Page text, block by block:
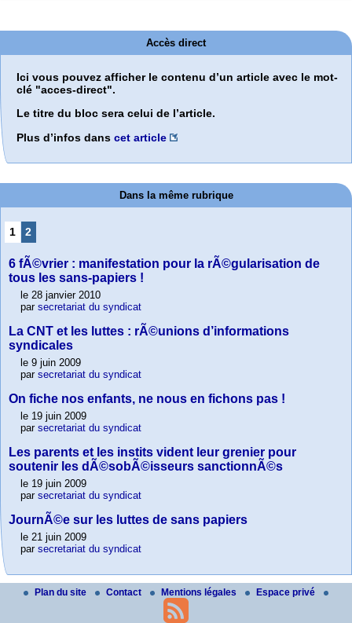
Accès direct
Ici vous pouvez afficher le contenu d’un article avec le mot-
clé "acces-direct".
Le titre du bloc sera celui de l’article.
Plus d’infos dans cet article
Dans la même rubrique
1 2
6 fÃ©vrier : manifestation pour la rÃ©gularisation de
tous les sans-papiers !
le 28 janvier 2010
par secretariat du syndicat
La CNT et les luttes : rÃ©unions d’informations
syndicales
le 9 juin 2009
par secretariat du syndicat
On fiche nos enfants, ne nous en fichons pas !
le 19 juin 2009
par secretariat du syndicat
Les parents et les instits vident leur grenier pour
soutenir les dÃ©sobÃ©isseurs sanctionnÃ©s
le 19 juin 2009
par secretariat du syndicat
JournÃ©e sur les luttes de sans papiers
le 21 juin 2009
par secretariat du syndicat
Plan du site Contact Mentions légales Espace privé